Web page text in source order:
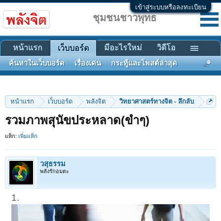
เข้าสู่ระบบหรือลงทะเบียน
หน้าแรก เว็บบอร์ด พลังจิต วิทยาศาสตร์ทางจิต - ลึกลับ
รวมภาพสุนัขประหลาด(ขำๆ)
แท็ก: เพิ่มแท็ก
วสุธรรม
พลังรักอมตะ
1.
ชุมชนชาวพุทธ
หน้าแรก เว็บบอร์ด
ค้นหาในเว็บบอร์ด เรื่องเด่น กระทู้และโพสต์ล่าสุด
มีอะไรใหม่ วิดีโอ